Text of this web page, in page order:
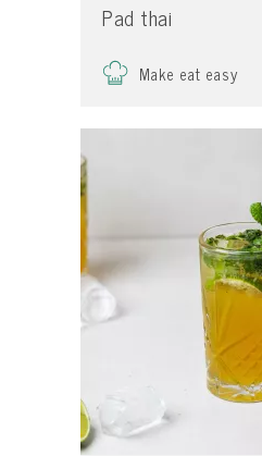
Pad thai
Make eat easy